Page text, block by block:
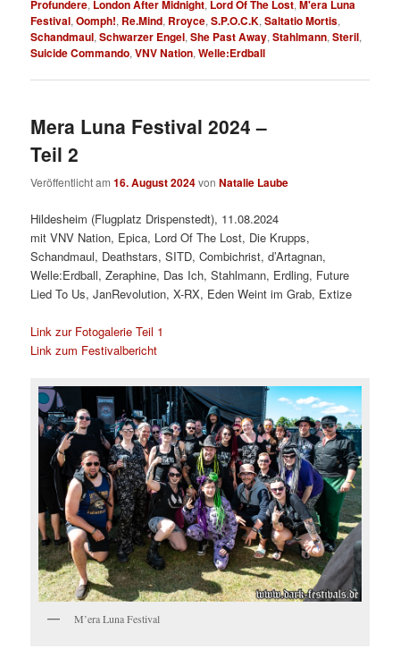
Profundere, London After Midnight, Lord Of The Lost,M'era Luna
Festival,Oomph!, Re.Mind, Rroyce,S.P.O.C.K,Saltatio Mortis,
Schandmaul,Schwarzer Engel,She Past Away,Stahlmann,Steril,
Suicide Commando,VNV Nation,Welle:Erdball
Mera Luna Festival 2024 –
Teil 2
Veröffentlicht am16. August 2024vonNatalie Laube
Hildesheim (Flugplatz Drispenstedt), 11.08.2024
mit VNV Nation, Epica, Lord Of The Lost, Die Krupps,
Schandmaul, Deathstars, SITD, Combichrist, d’Artagnan,
Welle:Erdball, Zeraphine, Das Ich, Stahlmann, Erdling, Future
Lied To Us, JanRevolution, X-RX, Eden Weint im Grab, Extize
Link zur Fotogalerie Teil 1
Link zum Festivalbericht
M’era Luna Festival